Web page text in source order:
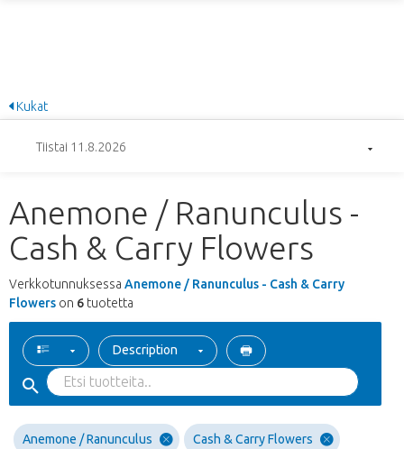
Kukat
Tiistai 11.8.2026
Anemone / Ranunculus -
Cash & Carry Flowers
Verkkotunnuksessa Anemone / Ranunculus - Cash & Carry
Flowers on 6 tuotetta
Description
Anemone / Ranunculus Cash & Carry Flowers